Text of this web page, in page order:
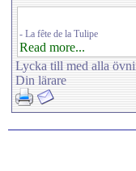
- La fête de la Tulipe
Read more...
Lycka till med alla
Din lärare